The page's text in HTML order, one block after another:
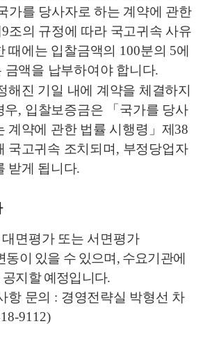
가를 당사자로 하는 계약에 관한
9조의 규정에 따라 국고귀속 사유
때에는 입찰금액의 100분의 5에
금액을 납부하여야 합니다.
해진 기일 내에 계약을 체결하지
우, 입찰보증금은 「국가를 당사
계약에 관한 법률 시행령 」 제38
국고귀속 조치되며, 부정당업자
받게 됩니다.
대면평가 또는 서면평가
동이 있을 수 있으며 , 수요기관에
공지할 예정입니다.
항 문의 : 경영전략실 박형선 차
9112)